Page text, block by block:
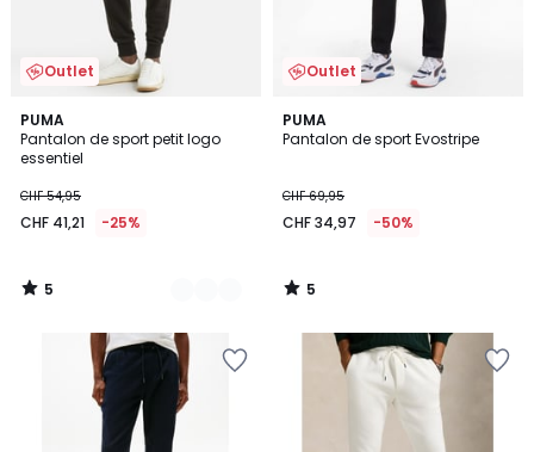
Outlet
PUMA
Pantalon de sport petit logo
essentiel
CHF 54,95
CHF 41,21 -25%
5
/
5
2
Couleurs
5
/
Outlet
PUMA
Pantalon de sport Evostripe
CHF 69,95
CHF 34,97 -50%
5
/
5
/